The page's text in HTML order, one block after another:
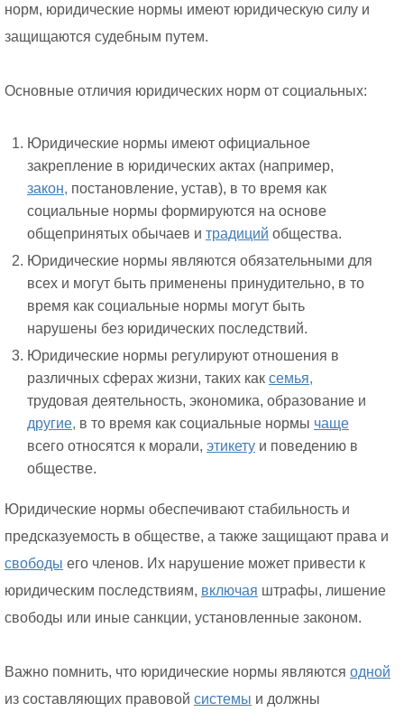
норм, юридические нормы имеют юридическую силу и
защищаются судебным путем.
Основные отличия юридических норм от социальных:
Юридические нормы имеют официальное
закрепление в юридических актах (например,
закон, постановление, устав), в то время как
социальные нормы формируются на основе
общепринятых обычаев и традиций общества.
Юридические нормы являются обязательными для
всех и могут быть применены принудительно, в то
время как социальные нормы могут быть
нарушены без юридических последствий.
Юридические нормы регулируют отношения в
различных сферах жизни, таких как семья,
трудовая деятельность, экономика, образование и
другие, в то время как социальные нормы чаще
всего относятся к морали, этикету и поведению в
обществе.
Юридические нормы обеспечивают стабильность и
предсказуемость в обществе, а также защищают права и
свободы его членов. Их нарушение может привести к
юридическим последствиям, включая штрафы, лишение
свободы или иные санкции, установленные законом.
Важно помнить, что юридические нормы являются одной
из составляющих правовой системы и должны